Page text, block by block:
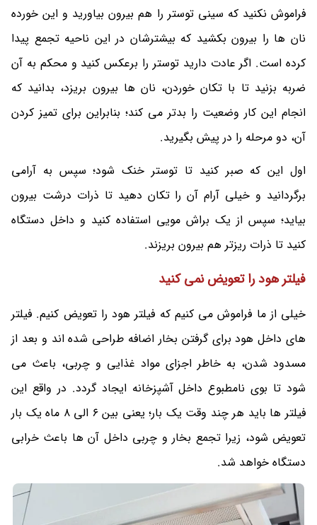
فراموش نکنید که سینی توستر را هم بیرون بیاورید و این خورده
نان ها را بیرون بکشید که بیشترشان در این ناحیه تجمع پیدا
کرده است. اگر عادت دارید توستر را برعکس کنید و محکم به آن
ضربه بزنید تا با تکان خوردن، نان ها بیرون بریزد، بدانید که
انجام این کار وضعیت را بدتر می کند؛ بنابراین برای تمیز کردن
آن، دو مرحله را در پیش بگیرید.
اول این که صبر کنید تا توستر خنک شود؛ سپس به آرامی
برگردانید و خیلی آرام آن را تکان دهید تا ذرات درشت بیرون
بیاید؛ سپس از یک براش مویی استفاده کنید و داخل دستگاه
کنید تا ذرات ریزتر هم بیرون بریزند.
فیلتر هود را تعویض نمی کنید
خیلی از ما فراموش می کنیم که فیلتر هود را تعویض کنیم. فیلتر
های داخل هود برای گرفتن بخار اضافه طراحی شده اند و بعد از
مسدود شدن، به خاطر اجزای مواد غذایی و چربی، باعث می
شود تا بوی نامطبوع داخل آشپزخانه ایجاد گردد. در واقع این
فیلتر ها باید هر چند وقت یک بار؛ یعنی بین 6 الی 8 ماه یک بار
تعویض شود، زیرا تجمع بخار و چربی داخل آن ها باعث خرابی
دستگاه خواهد شد.